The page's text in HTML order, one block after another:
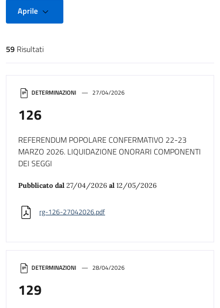
Aprile
Risultati di ricerca
59 Risultati
DETERMINAZIONI 28/04/2026
129
DETERMINAZIONI 27/04/2026
126
REFERENDUM POPOLARE CONFERMATIVO 22-23
MARZO 2026. LIQUIDAZIONE ONORARI COMPONENTI
DEI SEGGI
Pubblicato dal 27/04/2026 al 12/05/2026
rg-126-27042026.pdf